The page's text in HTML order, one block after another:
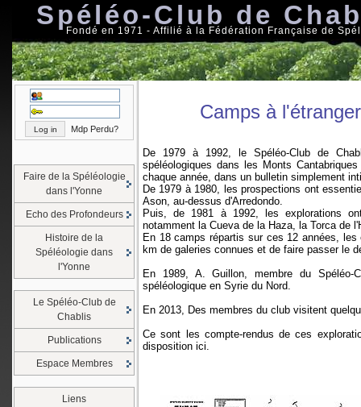
Spéléo-Club de
Fondé en 1971 - Affilié à la Fédération Française de
Mdp Perdu?
Faire de la Spéléologie
dans l'Yonne
Echo des Profondeurs
Histoire de la
Spéléologie dans
l'Yonne
Le Spéléo-Club de
Chablis
Publications
Espace Membres
Liens
Camps à
De 1979 à 1992, le Spéléo-Club de
spéléologiques dans les Monts
chaque année, dans un bulletin simplement
De 1979 à 1980, les prospections ont
Ason, au-dessus d'Arredondo.
Puis, de 1981 à 1992, les explorations
notamment la Cueva de la Haza, la Torca de
En 18 camps répartis sur ces 12 années,
km de galeries connues et de faire passer le
En 1989, A. Guillon, membre du Spéléo-
spéléologique en Syrie du Nord.
En 2013, Des membres du club visitent
Ce sont les compte-rendus de ces
disposition ici.